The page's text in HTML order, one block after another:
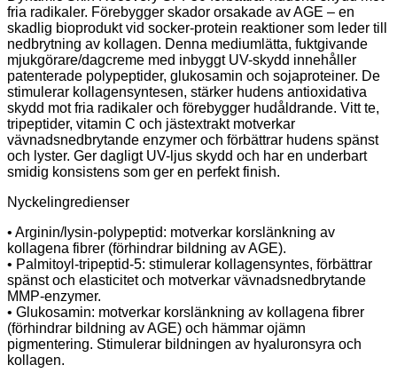
fria radikaler. Förebygger skador orsakade av AGE – en
skadlig bioprodukt vid socker-protein reaktioner som leder till
nedbrytning av kollagen. Denna mediumlätta, fuktgivande
mjukgörare/dagcreme med inbyggt UV-skydd innehåller
patenterade polypeptider, glukosamin och sojaproteiner. De
stimulerar kollagensyntesen, stärker hudens antioxidativa
skydd mot fria radikaler och förebygger hudåldrande. Vitt te,
tripeptider, vitamin C och jästextrakt motverkar
vävnadsnedbrytande enzymer och förbättrar hudens spänst
och lyster. Ger dagligt UV-ljus skydd och har en underbart
smidig konsistens som ger en perfekt finish.
Nyckelingredienser
• Arginin/lysin-polypeptid: motverkar korslänkning av
kollagena fibrer (förhindrar bildning av AGE).
• Palmitoyl-tripeptid-5: stimulerar kollagensyntes, förbättrar
spänst och elasticitet och motverkar vävnadsnedbrytande
MMP-enzymer.
• Glukosamin: motverkar korslänkning av kollagena fibrer
(förhindrar bildning av AGE) och hämmar ojämn
pigmentering. Stimulerar bildningen av hyaluronsyra och
kollagen.